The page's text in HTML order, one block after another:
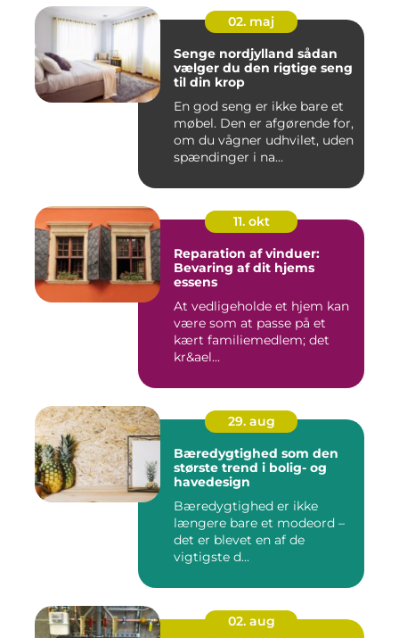
02. maj
Senge nordjylland sådan
vælger du den rigtige seng
til din krop
En god seng er ikke bare et
møbel. Den er afgørende for,
om du vågner udhvilet, uden
spændinger i na...
11. okt
Reparation af vinduer:
Bevaring af dit hjems
essens
At vedligeholde et hjem kan
være som at passe på et
kært familiemedlem; det
kr&ael...
29. aug
Bæredygtighed som den
største trend i bolig- og
havedesign
Bæredygtighed er ikke
længere bare et modeord –
det er blevet en af de
vigtigste d...
02. aug